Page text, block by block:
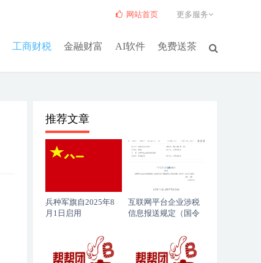
工商财税 金融财富 AI软件 免费送茶
网站首页 更多服务
推荐文章
兵种军旗自2025年8
月1日启用
互联网平台企业涉税
信息报送规定（国令